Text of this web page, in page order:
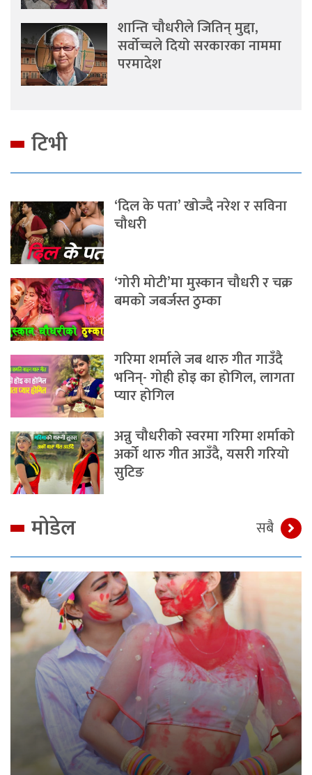
शान्ति चौधरीले जितिन् मुद्दा,
सर्वोच्चले दियो सरकारका नाममा
परमादेश
टिभी
‘दिल के पता’ खोज्दै नरेश र सविना
चौधरी
‘गोरी मोटी’मा मुस्कान चौधरी र चक्र
बमको जबर्जस्त ठुम्का
गरिमा शर्माले जब थारु गीत गाउँदै
भनिन्- गोही होइ का होगिल, लागता
प्यार होगिल
अन्नु चौधरीको स्वरमा गरिमा शर्माको
अर्को थारु गीत आउँदै, यसरी गरियो
सुटिङ
मोडेल सबै